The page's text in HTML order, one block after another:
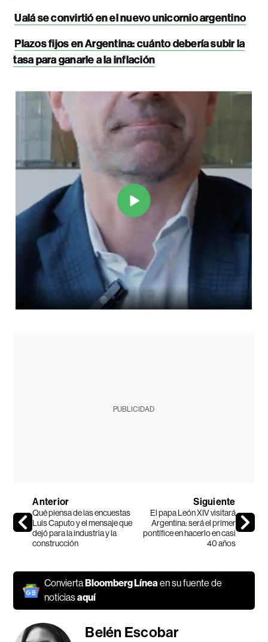
Ualá se convirtió en el nuevo unicornio argentino
Plazos fijos en Argentina: cuánto debería subir la
tasa para ganarle a la inflación
PUBLICIDAD
Anterior
Qué piensa de las encuestas
Luis Caputo y el mensaje que
dejó para la industria y la
construcción
Siguiente
El papa León XIV visitará
Argentina: será el primer
pontífice en hacerlo en casi
40 años
Convierta Bloomberg Líneaen su fuente de
noticiasaquí
Belén Escobar